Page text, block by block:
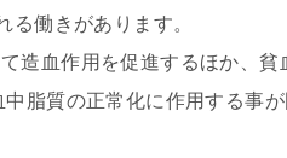
る働きがあります。
造血作用を促進するほか、
脂質の正常化に作用する事